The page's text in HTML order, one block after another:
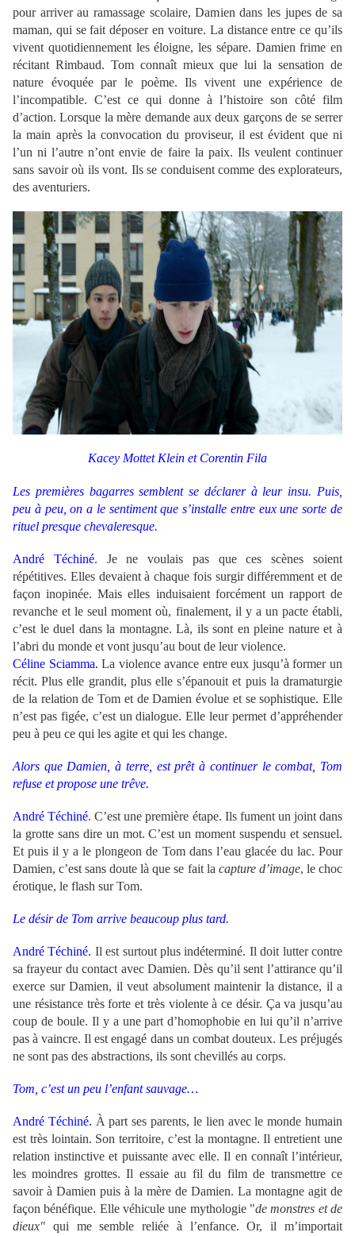
pour arriver au ramassage scolaire, Damien dans les jupes de sa
maman, qui se fait déposer en voiture. La distance entre ce qu’ils
vivent quotidiennement les éloigne, les sépare. Damien frime en
récitant Rimbaud. Tom connaît mieux que lui la sensation de
nature évoquée par le poème. Ils vivent une expérience de
l’incompatible. C’est ce qui donne à l’histoire son côté film
d’action. Lorsque la mère demande aux deux garçons de se serrer
la main après la convocation du proviseur, il est évident que ni
l’un ni l’autre n’ont envie de faire la paix. Ils veulent continuer
sans savoir où ils vont. Ils se conduisent comme des explorateurs,
des aventuriers.
Kacey Mottet Klein et Corentin Fila
Les premières bagarres semblent se déclarer à leur insu. Puis,
peu à peu, on a le sentiment que s’installe entre eux une sorte de
rituel presque chevaleresque.
André Téchiné. Je ne voulais pas que ces scènes soient
répétitives. Elles devaient à chaque fois surgir différemment et de
façon inopinée. Mais elles induisaient forcément un rapport de
revanche et le seul moment où, finalement, il y a un pacte établi,
c’est le duel dans la montagne. Là, ils sont en pleine nature et à
l’abri du monde et vont jusqu’au bout de leur violence.
Céline Sciamma. La violence avance entre eux jusqu’à former un
récit. Plus elle grandit, plus elle s’épanouit et puis la dramaturgie
de la relation de Tom et de Damien évolue et se sophistique. Elle
n’est pas figée, c’est un dialogue. Elle leur permet d’appréhender
peu à peu ce qui les agite et qui les change.
Alors que Damien, à terre, est prêt à continuer le combat, Tom
refuse et propose une trêve.
André Téchiné. C’est une première étape. Ils fument un joint dans
la grotte sans dire un mot. C’est un moment suspendu et sensuel.
Et puis il y a le plongeon de Tom dans l’eau glacée du lac. Pour
Damien, c’est sans doute là que se fait la capture d’image, le choc
érotique, le flash sur Tom.
Le désir de Tom arrive beaucoup plus tard.
André Téchiné. Il est surtout plus indéterminé. Il doit lutter contre
sa frayeur du contact avec Damien. Dès qu’il sent l’attirance qu’il
exerce sur Damien, il veut absolument maintenir la distance, il a
une résistance très forte et très violente à ce désir. Ça va jusqu’au
coup de boule. Il y a une part d’homophobie en lui qu’il n’arrive
pas à vaincre. Il est engagé dans un combat douteux. Les préjugés
ne sont pas des abstractions, ils sont chevillés au corps.
Tom, c’est un peu l’enfant sauvage…
André Téchiné. À part ses parents, le lien avec le monde humain
est très lointain. Son territoire, c’est la montagne. Il entretient une
relation instinctive et puissante avec elle. Il en connaît l’intérieur,
les moindres grottes. Il essaie au fil du film de transmettre ce
savoir à Damien puis à la mère de Damien. La montagne agit de
façon bénéfique. Elle véhicule une mythologie "de monstres et de
dieux" qui me semble reliée à l’enfance. Or, il m’importait